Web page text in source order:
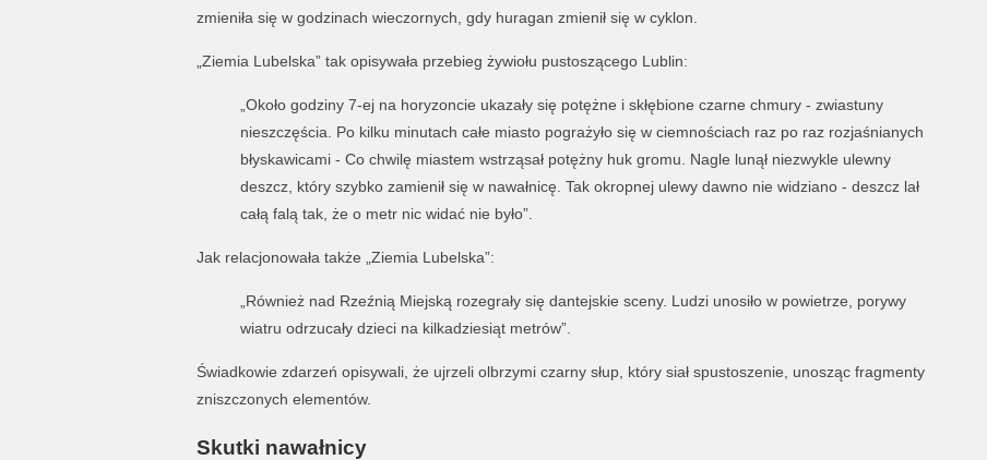
zmieniła się w godzinach wieczornych, gdy huragan zmienił się w cyklon.
„Ziemia Lubelska” tak opisywała przebieg żywiołu pustoszącego Lublin:
„Około godziny 7-ej na horyzoncie ukazały się potężne i skłębione czarne chmury - zwiastuny
nieszczęścia. Po kilku minutach całe miasto pograżyło się w ciemnościach raz po raz rozjaśnianych
błyskawicami - Co chwilę miastem wstrząsał potężny huk gromu. Nagle lunął niezwykle ulewny
deszcz, który szybko zamienił się w nawałnicę. Tak okropnej ulewy dawno nie widziano - deszcz lał
całą falą tak, że o metr nic widać nie było”.
Jak relacjonowała także „Ziemia Lubelska”:
„Również nad Rzeźnią Miejską rozegrały się dantejskie sceny. Ludzi unosiło w powietrze, porywy
wiatru odrzucały dzieci na kilkadziesiąt metrów”.
Świadkowie zdarzeń opisywali, że ujrzeli olbrzymi czarny słup, który siał spustoszenie, unosząc fragmenty
zniszczonych elementów.
Skutki nawałnicy